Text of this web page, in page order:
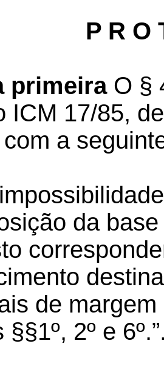
P R O
primeira O §
ICM 17/85,
a
da
de
2º e